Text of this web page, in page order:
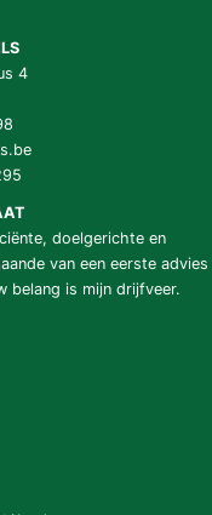
4
doelgerichte en
van een eerste advies
belang is mijn drijfveer.